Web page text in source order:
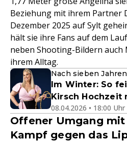
Beziehung mit ihrem Partner
Dezember 2025 auf Sylt
hält sie ihre Fans auf dem
neben Shooting-Bildern
ihrem Alltag.
Nach sieben
Im Winter: So
Kirsch Hochzeit
08.04.2026 • 18:00 Uhr
Offener Umgang
Kampf gegen das